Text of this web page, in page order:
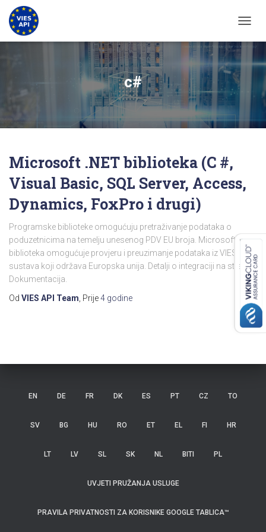
c#
Microsoft .NET biblioteka (C #,
Visual Basic, SQL Server, Access,
Dynamics, FoxPro i drugi)
Programske biblioteke omogućuju pretraživanje podataka o
poduzetnicima na temelju unesenog PDV EU broja. Microsoft .NET
biblioteka omogućuje provjeru i preuzimanje podataka iz VIES
sustava koji održava Europska unija. Detalji o integraciji na stranici
Dokumentacija.
Od VIES API Team , Prije4 godine
EN DE FR DK ES PT CZ TO
SV BG HU RO ET EL FI HR
LT LV SL SK NL BITI PL
UVJETI PRUŽANJA USLUGE
PRAVILA PRIVATNOSTI ZA KORISNIKE GOOGLE TABLICA™